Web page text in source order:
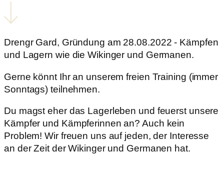
Drengr Gard, Gründung am 28.08.2022 - Kämpfen
und Lagern wie die Wikinger und Germanen.
Gerne könnt Ihr an unserem freien Training (immer
Sonntags) teilnehmen.
Du magst eher das Lagerleben und feuerst unsere
Kämpfer und Kämpferinnen an? Auch kein
Problem! Wir freuen uns auf jeden, der Interesse
an der Zeit der Wikinger und Germanen hat.